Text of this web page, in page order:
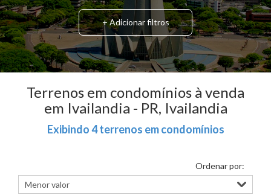
+ Adicionar filtros
Terrenos em condomínios à venda
em Ivailandia - PR, Ivailandia
Exibindo 4 terrenos em condomínios
Ordenar por: